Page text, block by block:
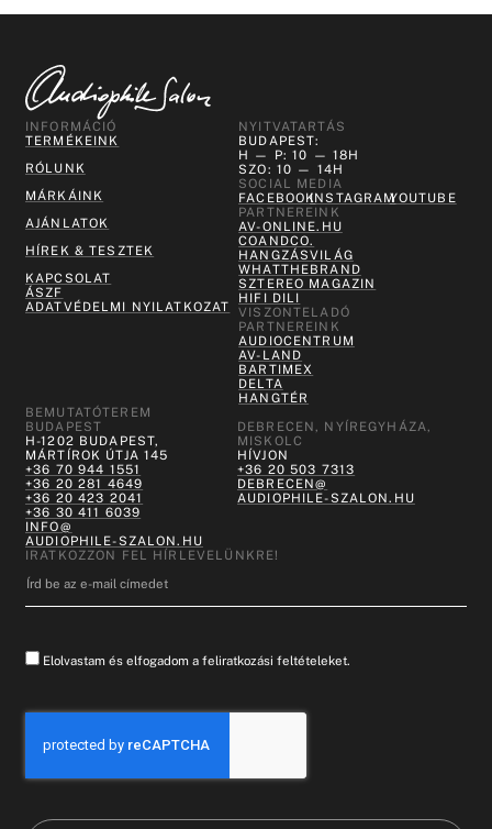
INFORMÁCIÓ
TERMÉKEINK
RÓLUNK
MÁRKÁINK
AJÁNLATOK
HÍREK & TESZTEK
KAPCSOLAT
ÁSZF
ADATVÉDELMI NYILATKOZAT
NYITVATARTÁS
BUDAPEST:
H — P: 10 — 18H
SZO: 10 — 14H
SOCIAL MEDIA
FACEBOOKINSTAGRAMYOUTUBE
PARTNEREINK
AV-ONLINE.HU
COANDCO.
HANGZÁSVILÁG
WHATTHEBRAND
SZTEREO MAGAZIN
HIFI DILI
VISZONTELADÓ
PARTNEREINK
AUDIOCENTRUM
AV-LAND
BARTIMEX
DELTA
HANGTÉR
BEMUTATÓTEREM
BUDAPEST
H-1202 BUDAPEST,
MÁRTÍROK ÚTJA 145
+36 70 944 1551
+36 20 281 4649
+36 20 423 2041
+36 30 411 6039
INFO@
AUDIOPHILE-SZALON.HU
DEBRECEN, NYÍREGYHÁZA,
MISKOLC
HÍVJON
+36 20 503 7313
DEBRECEN@
AUDIOPHILE-SZALON.HU
IRATKOZZON FEL HÍRLEVELÜNKRE!
Elolvastam és elfogadom a feliratkozási feltételeket.